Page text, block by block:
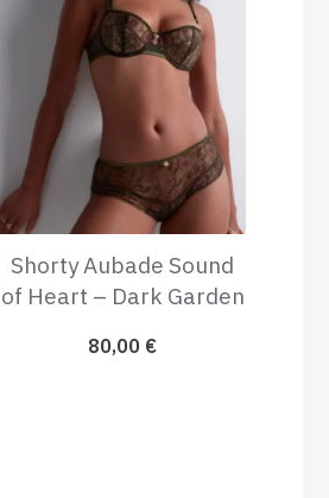
Shorty Aubade Sound
of Heart – Dark Garden
80,00 €